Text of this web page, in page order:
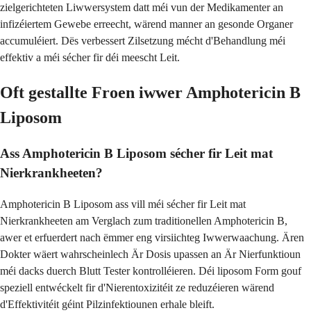
zielgerichteten Liwwersystem datt méi vun der Medikamenter an
infizéiertem Gewebe erreecht, wärend manner an gesonde Organer
accumuléiert. Dës verbessert Zilsetzung mécht d'Behandlung méi
effektiv a méi sécher fir déi meescht Leit.
Oft gestallte Froen iwwer Amphotericin B
Liposom
Ass Amphotericin B Liposom sécher fir Leit mat
Nierkrankheeten?
Amphotericin B Liposom ass vill méi sécher fir Leit mat
Nierkrankheeten am Verglach zum traditionellen Amphotericin B,
awer et erfuerdert nach ëmmer eng virsiichteg Iwwerwaachung. Ären
Dokter wäert wahrscheinlech Är Dosis upassen an Är Nierfunktioun
méi dacks duerch Blutt Tester kontrolléieren. Déi liposom Form gouf
speziell entwéckelt fir d'Nierentoxizitéit ze reduzéieren wärend
d'Effektivitéit géint Pilzinfektiounen erhale bleift.